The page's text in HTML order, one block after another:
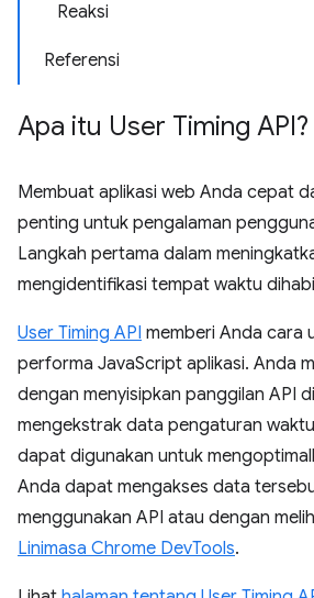
Reaksi
Referensi
Apa itu User Timing API?
Membuat aplikasi web Anda cepat
penting untuk pengalaman
Langkah pertama dalam
mengidentifikasi tempat waktu
User Timing API memberi Anda cara
performa JavaScript aplikasi. Anda
dengan menyisipkan panggilan API
mengekstrak data pengaturan
dapat digunakan untuk
Anda dapat mengakses data
menggunakan API atau dengan
Linimasa Chrome DevTools.